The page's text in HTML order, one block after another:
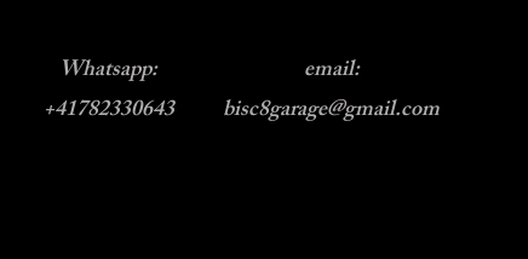
Whatsapp:
+41782330643
email:
bisc8garage@gmail.com